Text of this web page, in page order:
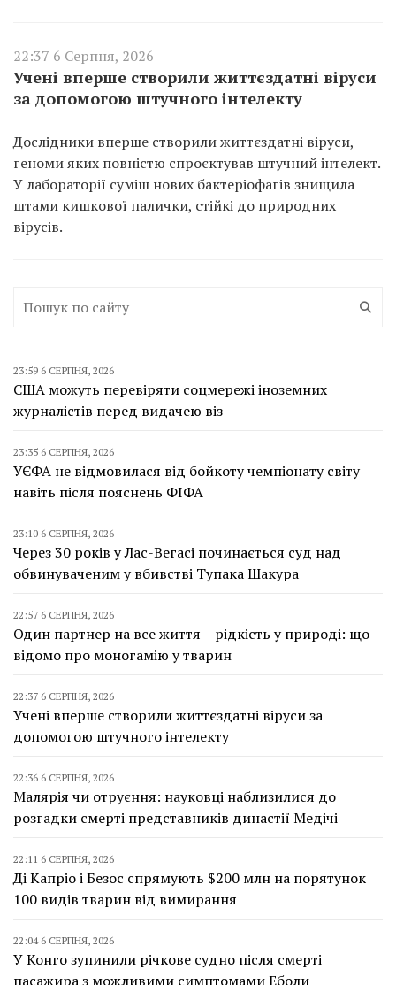
22:37 6 Серпня, 2026
Учені вперше створили життєздатні віруси
за допомогою штучного інтелекту
Дослідники вперше створили життєздатні віруси,
геноми яких повністю спроєктував штучний інтелект.
У лабораторії суміш нових бактеріофагів знищила
штами кишкової палички, стійкі до природних
вірусів.
23:59 6 СЕРПНЯ, 2026
США можуть перевіряти соцмережі іноземних
журналістів перед видачею віз
23:35 6 СЕРПНЯ, 2026
УЄФА не відмовилася від бойкоту чемпіонату світу
навіть після пояснень ФІФА
23:10 6 СЕРПНЯ, 2026
Через 30 років у Лас-Вегасі починається суд над
обвинуваченим у вбивстві Тупака Шакура
22:57 6 СЕРПНЯ, 2026
Один партнер на все життя – рідкість у природі: що
відомо про моногамію у тварин
22:37 6 СЕРПНЯ, 2026
Учені вперше створили життєздатні віруси за
допомогою штучного інтелекту
22:36 6 СЕРПНЯ, 2026
Малярія чи отруєння: науковці наблизилися до
розгадки смерті представників династії Медічі
22:11 6 СЕРПНЯ, 2026
Ді Капріо і Безос спрямують $200 млн на порятунок
100 видів тварин від вимирання
22:04 6 СЕРПНЯ, 2026
У Конго зупинили річкове судно після смерті
пасажира з можливими симптомами Еболи